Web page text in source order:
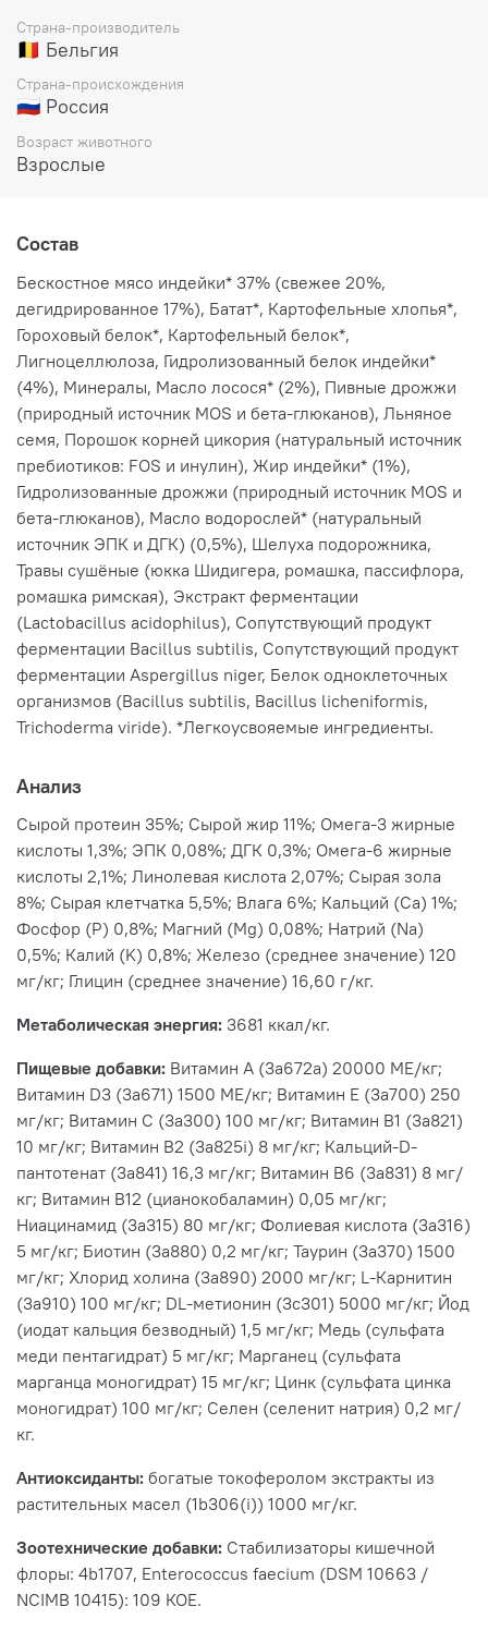
МОНОПРОТЕИНОВАЯ ФОРМУЛА
Мы используем один вид белка, чтобы минимизировать
риск пищевой непереносимости и аллергии у вашего
питомца.
СВЕЖЕЕ МЯСО БЕЗ КОСТЕЙ
Мы используем мясо высшего сорта, без костей и
источник белка.
КОМПЛЕКС ЛЕЧЕБНЫХ ТРАВ АНТИСТРЕСС
Сушеные травы, такие как ромашка и пассифлора
обладают успокаивающим эффектом, снижают уровень
стресса и благоприятно влияют на общее состояние
питомца.
ПРЕ / ПРО / ПОСТБИОТИКИ
Пробиотики (полезные бактерии), пребиотики (пища
для них) и постбиотики (продукты их
жизнедеятельности) вместе поддерживают здоровье
питомцев: пробиотики заселяют кишечник правильной
микрофлорой, пребиотики помогают ей размножаться,
а постбиотики укрепляют иммунитет, улучшают
пищеварение и снижают воспаление, что особенно
полезно после болезней, при аллергиях и стрессах,
обеспечивая комплексный уход за ЖКТ и организмом в
целом.
МАСЛО ЛОСОСЯ И ВОДОРОСЛЕЙ
Масло лосося и водорослей богато незаменимыми
жирными кислотами Омега-3, в том числе DHA
(докозагексаеновая кислота) и EPA (эйкозапентаеновая
Страна-производитель
🇧🇪 Бельгия
Страна-происхождения
🇷🇺 Россия
Возраст животного
Взрослые
Состав
Бескостное мясо индейки* 37% (свежее 20%,
дегидрированное 17%), Батат*, Картофельные хлопья*,
Гороховый белок*, Картофельный белок*,
Лигноцеллюлоза, Гидролизованный белок индейки*
(4%), Минералы, Масло лосося* (2%), Пивные дрожжи
(природный источник MOS и бета-глюканов), Льняное
семя, Порошок корней цикория (натуральный источник
пребиотиков: FOS и инулин), Жир индейки* (1%),
Гидролизованные дрожжи (природный источник MOS и
бета-глюканов), Масло водорослей* (натуральный
источник ЭПК и ДГК) (0,5%), Шелуха подорожника,
Травы сушёные (юкка Шидигера, ромашка, пассифлора,
ромашка римская), Экстракт ферментации
(Lactobacillus acidophilus), Сопутствующий продукт
ферментации Bacillus subtilis, Сопутствующий продукт
ферментации Aspergillus niger, Белок одноклеточных
организмов (Bacillus subtilis, Bacillus licheniformis,
Trichoderma viride). *Легкоусвояемые ингредиенты.
Анализ
Сырой протеин 35%; Сырой жир 11%; Омега-3 жирные
кислоты 1,3%; ЭПК 0,08%; ДГК 0,3%; Омега-6 жирные
кислоты 2,1%; Линолевая кислота 2,07%; Сырая зола
8%; Сырая клетчатка 5,5%; Влага 6%; Кальций (Са) 1%;
Фосфор (P) 0,8%; Магний (Mg) 0,08%; Натрий (Na)
0,5%; Калий (K) 0,8%; Железо (среднее значение) 120
мг/кг; Глицин (среднее значение) 16,60 г/кг.
Метаболическая энергия: 3681 ккал/кг.
Пищевые добавки: Витамин A (3a672a) 20000 МЕ/кг;
Витамин D3 (3а671) 1500 МЕ/кг; Витамин Е (3а700) 250
мг/кг; Витамин C (3a300) 100 мг/кг; Витамин B1 (3a821)
10 мг/кг; Витамин B2 (3a825i) 8 мг/кг; Кальций-D-
пантотенат (3a841) 16,3 мг/кг; Витамин B6 (3a831) 8 мг/
кг; Витамин B12 (цианокобаламин) 0,05 мг/кг;
Ниацинамид (3a315) 80 мг/кг; Фолиевая кислота (3a316)
5 мг/кг; Биотин (3a880) 0,2 мг/кг; Таурин (3a370) 1500
мг/кг; Хлорид холина (3a890) 2000 мг/кг; L-Карнитин
(3a910) 100 мг/кг; DL-метионин (3c301) 5000 мг/кг; Йод
(иодат кальция безводный) 1,5 мг/кг; Медь (сульфата
меди пентагидрат) 5 мг/кг; Марганец (сульфата
марганца моногидрат) 15 мг/кг; Цинк (сульфата цинка
моногидрат) 100 мг/кг; Селен (селенит натрия) 0,2 мг/
кг.
Антиоксиданты: богатые токоферолом экстракты из
растительных масел (1b306(i)) 1000 мг/кг.
Зоотехнические добавки: Стабилизаторы кишечной
флоры: 4b1707, Enterococcus faecium (DSM 10663 /
NCIMB 10415): 109 КОЕ.